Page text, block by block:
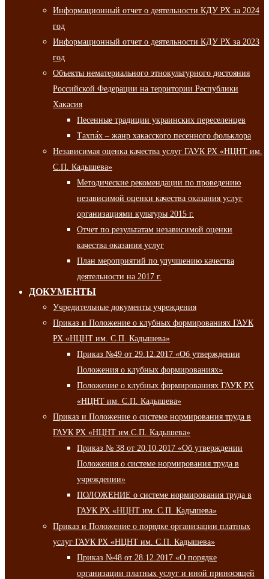
Информационный отчет о деятельности КДУ РХ за 2024
год
Информационный отчет о деятельности КДУ РХ за 2023
год
Объекты нематериального этнокультурного достояния
Российской Федерации на территории Республики
Хакасия
Песенные традиции украинских переселенцев
Тахпа́х – жанр хакасского песенного фольклора
Независимая оценка качества услуг ГАУК РХ «НЦНТ им.
С.П. Кадышева»
Методические рекомендации по проведению
независимой оценки качества оказания услуг
организациями культуры 2015 г.
Отчет по результатам независимой оценки
качества оказания услуг
План мероприятий по улучшению качества
деятельности на 2017 г.
ДОКУМЕНТЫ
Учредительные документы учреждения
Приказ и Положение о клубных формированиях ГАУК
РХ «НЦНТ им. С.П. Кадышева»
Приказ №49 от 29.12.2017 «Об утверждении
Положения о клубных формированиях»
Положение о клубных формированиях ГАУК РХ
«НЦНТ им. С.П. Кадышева»
Приказ и Положение о системе нормирования труда в
ГАУК РХ «НЦНТ им.С.П. Кадышева»
Приказ № 38 от 20.10.2017 «Об утверждении
Положения о системе нормирования труда в
учреждении»
ПОЛОЖЕНИЕ о системе нормирования труда в
ГАУК РХ «НЦНТ им. С.П. Кадышева»
Приказ и Положение о порядке организации платных
услуг ГАУК РХ «НЦНТ им. С.П. Кадышева»
Приказ №48 от 28.12.2017 «О порядке
организации платных услуг и иной приносящей